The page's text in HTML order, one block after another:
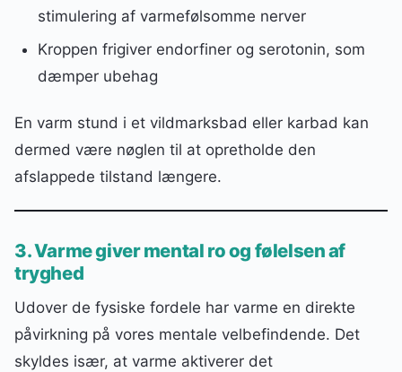
stimulering af varmefølsomme nerver
Kroppen frigiver endorfiner og serotonin, som
dæmper ubehag
En varm stund i et vildmarksbad eller karbad kan
dermed være nøglen til at opretholde den
afslappede tilstand længere.
3. Varme giver mental ro og følelsen af
tryghed
Udover de fysiske fordele har varme en direkte
påvirkning på vores mentale velbefindende. Det
skyldes især, at varme aktiverer det